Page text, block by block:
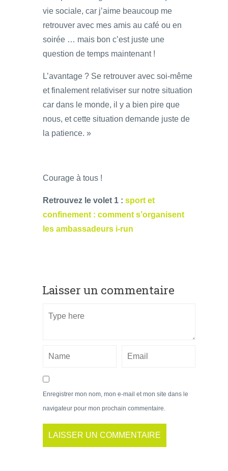
vie sociale, car j’aime beaucoup me
retrouver avec mes amis au café ou en
soirée … mais bon c’est juste une
question de temps maintenant !
L’avantage ? Se retrouver avec soi-même
et finalement relativiser sur notre situation
car dans le monde, il y a bien pire que
nous, et cette situation demande juste de
la patience. »
Courage à tous !
Retrouvez le volet 1 : sport et
confinement : comment s’organisent
les ambassadeurs i-run
Laisser un commentaire
Enregistrer mon nom, mon e-mail et mon site dans le
navigateur pour mon prochain commentaire.